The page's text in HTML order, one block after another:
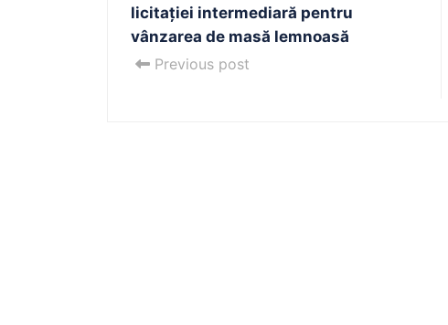
licitației intermediară pentru
vânzarea de masă lemnoasă
Previous post